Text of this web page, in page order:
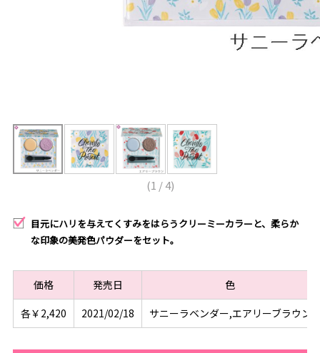
(1 /4)
目元にハリを与えてくすみをはらうクリーミーカラーと、柔らか
な印象の美発色パウダーをセット。
価格 発売日
色
各￥2,420
2021/02/18 サニーラベンダー,エアリーブラウン